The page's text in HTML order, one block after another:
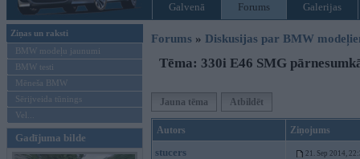
Galvenā Forums Galerijas
Ziņas un raksti
BMW modeļu jaunumi
BMW testi
Mēneša BMW
Sērijveida tūnings
Vel...
Gadījuma bilde
Forums » Diskusijas par BMW
Tēma: 330i E46 SMG
Jauna tēma Atbildēt
Autors Ziņojums
stucers 21. Sep 2014,